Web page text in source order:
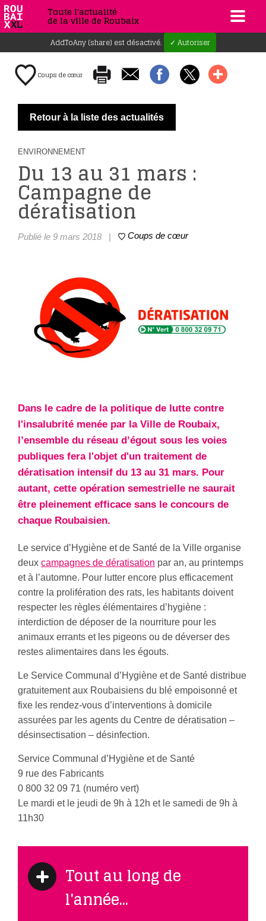
Toute l'actualité
de la ville de Roubaix
AddToAny (share) est désactivé. ✓ Autoriser
Coups de cœur
Retour à la liste des actualités
ENVIRONNEMENT
Du 13 au 31 mars :
Campagne de
dératisation
Publié le 9 mars 2018 | Coups de cœur
Dans le cadre de la politique de lutte contre
l'insalubrité menée par la Ville de Roubaix,
l’ensemble du réseau d’égout sous les voies
publiques fera l'objet d'un traitement de
dératisation intensif du 13 au 31 mars. Pour
autant, cette opération semestrielle ne saurait
être pleinement efficace sans le concours de
chaque Roubaisien.
Le service d’Hygiène et de Santé de la Ville organise
deux campagnes de dératisation par an, au printemps
et à l’automne. Pour lutter encore plus efficacement
contre la prolifération des rats, les habitants doivent
respecter les règles élémentaires d’hygiène :
interdiction de déposer de la nourriture pour les
animaux errants et les pigeons ou de déverser des
restes alimentaires dans les égouts.
Le Service Communal d’Hygiène et de Santé distribue
gratuitement aux Roubaisiens du blé empoisonné et
fixe les rendez-vous d’interventions à domicile
assurées par les agents du Centre de dératisation –
désinsectisation – désinfection.
Service Communal d’Hygiène et de Santé
9 rue des Fabricants
0 800 32 09 71 (numéro vert)
Le mardi et le jeudi de 9h à 12h et le samedi de 9h à
11h30
Tout au long de
l'année...